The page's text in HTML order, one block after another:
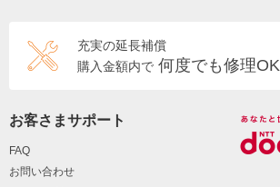
充実の延長補償
購入金額内で 何度でも修理OK
お客さまサポート
FAQ
お問い合わせ